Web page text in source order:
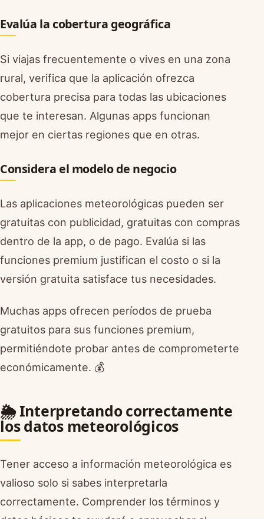
Evalúa la cobertura geográfica
Si viajas frecuentemente o vives en una zona
rural, verifica que la aplicación ofrezca
cobertura precisa para todas las ubicaciones
que te interesan. Algunas apps funcionan
mejor en ciertas regiones que en otras.
Considera el modelo de negocio
Las aplicaciones meteorológicas pueden ser
gratuitas con publicidad, gratuitas con compras
dentro de la app, o de pago. Evalúa si las
funciones premium justifican el costo o si la
versión gratuita satisface tus necesidades.
Muchas apps ofrecen períodos de prueba
gratuitos para sus funciones premium,
permitiéndote probar antes de comprometerte
económicamente. 💰
🌦️ Interpretando correctamente
los datos meteorológicos
Tener acceso a información meteorológica es
valioso solo si sabes interpretarla
correctamente. Comprender los términos y